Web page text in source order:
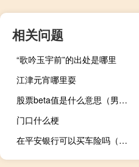
相关问题
“歌吟玉宇前”的出处是哪里
江津元宵哪里耍
股票beta值是什么意思（男性beta是什么意思）
门口什么梗
在平安银行可以买车险吗（在平安银行可以贷款吗）